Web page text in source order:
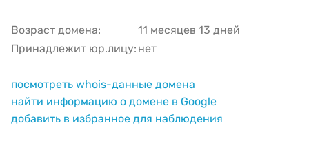
Возраст домена:
11 месяцев 13 дней
Принадлежит юр.лицу: нет
посмотреть whois-данные домена
найти информацию о домене в Google
добавить в избранное для наблюдения